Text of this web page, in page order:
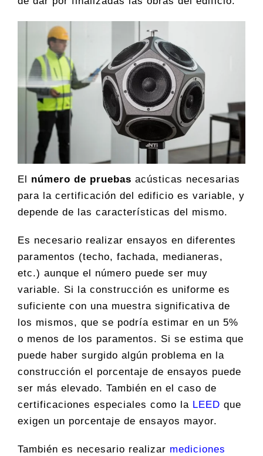
El número de pruebas acústicas necesarias
para la certificación del edificio es variable, y
depende de las características del mismo.
Es necesario realizar ensayos en diferentes
paramentos (techo, fachada, medianeras,
etc.) aunque el número puede ser muy
variable. Si la construcción es uniforme es
suficiente con una muestra significativa de
los mismos, que se podría estimar en un 5%
o menos de los paramentos. Si se estima que
puede haber surgido algún problema en la
construcción el porcentaje de ensayos puede
ser más elevado. También en el caso de
certificaciones especiales como la LEED que
exigen un porcentaje de ensayos mayor.
También es necesario realizar mediciones